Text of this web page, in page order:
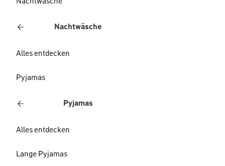
Nachtwäsche
Alles entdecken
Pyjamas
Pyjamas
Alles entdecken
Lange Pyjamas